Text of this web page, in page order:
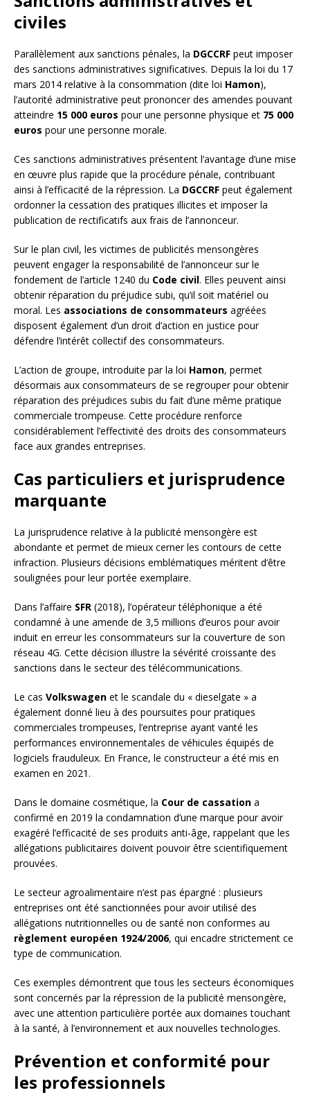
civiles
Parallèlement aux sanctions pénales, la DGCCRF peut imposer
des sanctions administratives significatives. Depuis la loi du 17
mars 2014 relative à la consommation (dite loi Hamon),
l’autorité administrative peut prononcer des amendes pouvant
atteindre 15 000 euros pour une personne physique et 75 000
euros pour une personne morale.
Ces sanctions administratives présentent l’avantage d’une mise
en œuvre plus rapide que la procédure pénale, contribuant
ainsi à l’efficacité de la répression. La DGCCRF peut également
ordonner la cessation des pratiques illicites et imposer la
publication de rectificatifs aux frais de l’annonceur.
Sur le plan civil, les victimes de publicités mensongères
peuvent engager la responsabilité de l’annonceur sur le
fondement de l’article 1240 du Code civil. Elles peuvent ainsi
obtenir réparation du préjudice subi, qu’il soit matériel ou
moral. Les associations de consommateurs agréées
disposent également d’un droit d’action en justice pour
défendre l’intérêt collectif des consommateurs.
L’action de groupe, introduite par la loi Hamon, permet
désormais aux consommateurs de se regrouper pour obtenir
réparation des préjudices subis du fait d’une même pratique
commerciale trompeuse. Cette procédure renforce
considérablement l’effectivité des droits des consommateurs
face aux grandes entreprises.
Cas particuliers et jurisprudence
marquante
La jurisprudence relative à la publicité mensongère est
abondante et permet de mieux cerner les contours de cette
infraction. Plusieurs décisions emblématiques méritent d’être
soulignées pour leur portée exemplaire.
Dans l’affaire SFR (2018), l’opérateur téléphonique a été
condamné à une amende de 3,5 millions d’euros pour avoir
induit en erreur les consommateurs sur la couverture de son
réseau 4G. Cette décision illustre la sévérité croissante des
sanctions dans le secteur des télécommunications.
Le cas Volkswagen et le scandale du « dieselgate » a
également donné lieu à des poursuites pour pratiques
commerciales trompeuses, l’entreprise ayant vanté les
performances environnementales de véhicules équipés de
logiciels frauduleux. En France, le constructeur a été mis en
examen en 2021.
Dans le domaine cosmétique, la Cour de cassation a
confirmé en 2019 la condamnation d’une marque pour avoir
exagéré l’efficacité de ses produits anti-âge, rappelant que les
allégations publicitaires doivent pouvoir être scientifiquement
prouvées.
Le secteur agroalimentaire n’est pas épargné : plusieurs
entreprises ont été sanctionnées pour avoir utilisé des
allégations nutritionnelles ou de santé non conformes au
règlement européen 1924/2006, qui encadre strictement ce
type de communication.
Ces exemples démontrent que tous les secteurs économiques
sont concernés par la répression de la publicité mensongère,
avec une attention particulière portée aux domaines touchant
à la santé, à l’environnement et aux nouvelles technologies.
Prévention et conformité pour
les professionnels